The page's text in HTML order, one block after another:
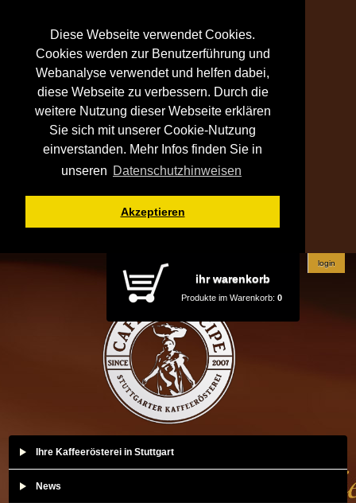
Diese Webseite verwendet Cookies.
Cookies werden zur Benutzerführung und
Webanalyse verwendet und helfen dabei,
diese Webseite zu verbessern. Durch die
weitere Nutzung dieser Webseite erklären
Sie sich mit unserer Cookie-Nutzung
einverstanden. Mehr Infos finden Sie in
unseren Datenschutzhinweisen
Akzeptieren
ihr warenkorb
Produkte im Warenkorb: 0
login
Ihre Kaffeerösterei in Stuttgart
News